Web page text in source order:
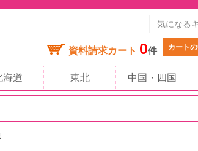
資料請求カート 0件 カート
海道 東北 中国・四国